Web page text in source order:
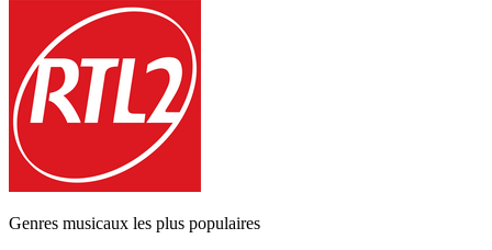
Genres musicaux les plus populaires